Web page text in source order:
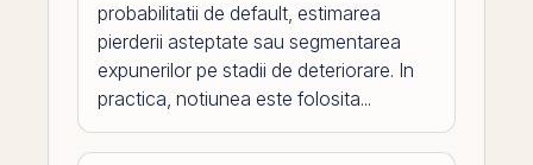
probabilitatii de default, estimarea
pierderii asteptate sau segmentarea
expunerilor pe stadii de deteriorare. In
practica, notiunea este folosita...